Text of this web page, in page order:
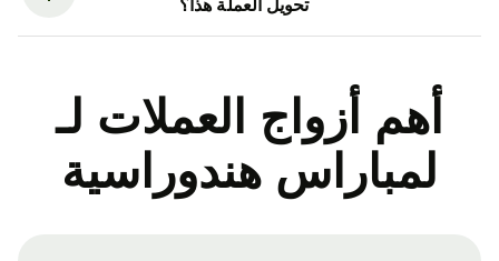
أهم أزواج العملات لـ
لمباراس هندوراسية